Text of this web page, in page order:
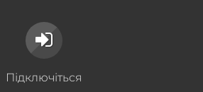
Підключіться